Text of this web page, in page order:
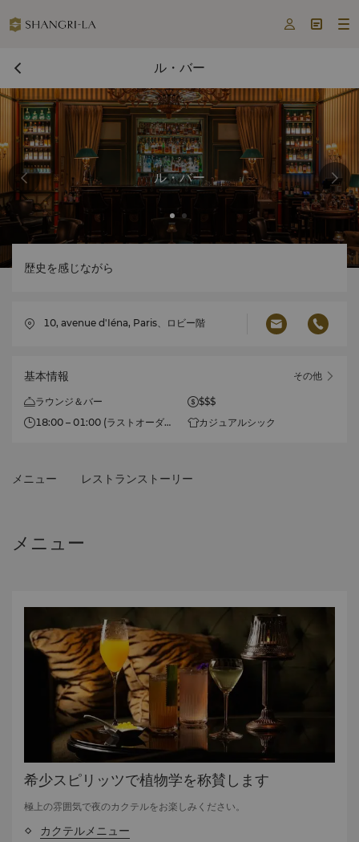
  
ル・バー
ル・バー
歴史を感じながら
10, avenue d'Iéna, Paris、ロビー階
基本情報 その他
ラウンジ＆バー
$$$
18:00 – 01:00 (ラストオーダ
カジュアルシック
メニュー レストランストーリー
メニュー
希少スピリッツで植物学を称賛します
極上の雰囲気で夜のカクテルをお楽しみください。
カクテルメニュー